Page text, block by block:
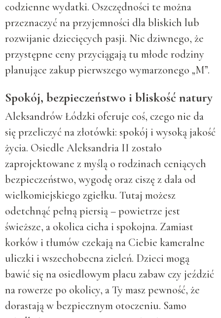
codzienne wydatki. Oszczędności te można
przeznaczyć na przyjemności dla bliskich lub
rozwijanie dziecięcych pasji. Nic dziwnego, że
przystępne ceny przyciągają tu młode rodziny
planujące zakup pierwszego wymarzonego „M”.
Spokój, bezpieczeństwo i bliskość natury
Aleksandrów Łódzki oferuje coś, czego nie da
się przeliczyć na złotówki: spokój i wysoką jakość
życia. Osiedle Aleksandria II zostało
zaprojektowane z myślą o rodzinach ceniących
bezpieczeństwo, wygodę oraz ciszę z dala od
wielkomiejskiego zgiełku. Tutaj możesz
odetchnąć pełną piersią – powietrze jest
świeższe, a okolica cicha i spokojna. Zamiast
korków i tłumów czekają na Ciebie kameralne
uliczki i wszechobecna zieleń. Dzieci mogą
bawić się na osiedlowym placu zabaw czy jeździć
na rowerze po okolicy, a Ty masz pewność, że
dorastają w bezpiecznym otoczeniu. Samo